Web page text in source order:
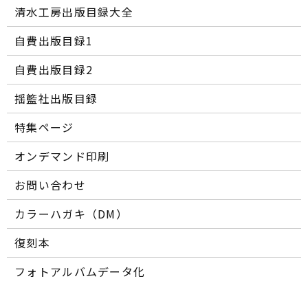
清水工房出版目録大全
自費出版目録1
自費出版目録2
揺籃社出版目録
特集ページ
オンデマンド印刷
お問い合わせ
カラーハガキ（DM）
復刻本
フォトアルバムデータ化